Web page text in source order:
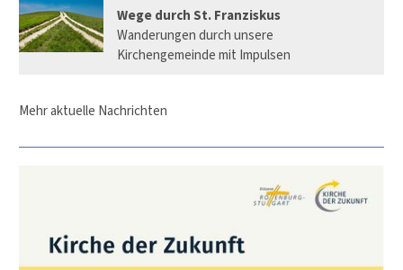
Wege durch St. Franziskus
Wanderungen durch unsere
Kirchengemeinde mit Impulsen
Mehr aktuelle Nachrichten